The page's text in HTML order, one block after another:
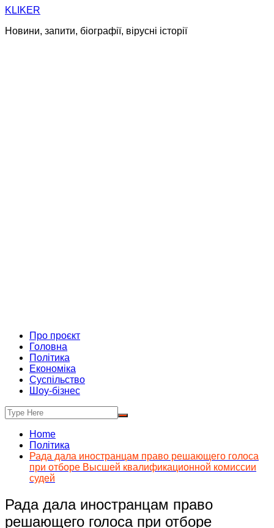
Skip
content
KLIKER
Новини, запити, біографії, вірусні історії
Про проєкт
Головна
Політика
Економіка
Суспільство
Шоу-бізнес
Home
Політика
Рада дала иностранцам право решающего голоса
при отборе Высшей квалификационной комиссии
судей
Рада дала иностранцам право
решающего голоса при отборе